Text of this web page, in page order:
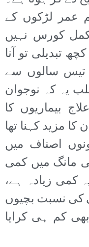
عمر لڑکوں کے
کورس نہیں
تبدیلی تو آنا
تیس سالوں سے
یہ کہ نوجوان
بیماریوں کا
مزید کہنا تھا
اصناف میں
کی مانگ میں کمی
کمی زیادہ ہے،
نسبت بچیوں
کم ہی کرایا